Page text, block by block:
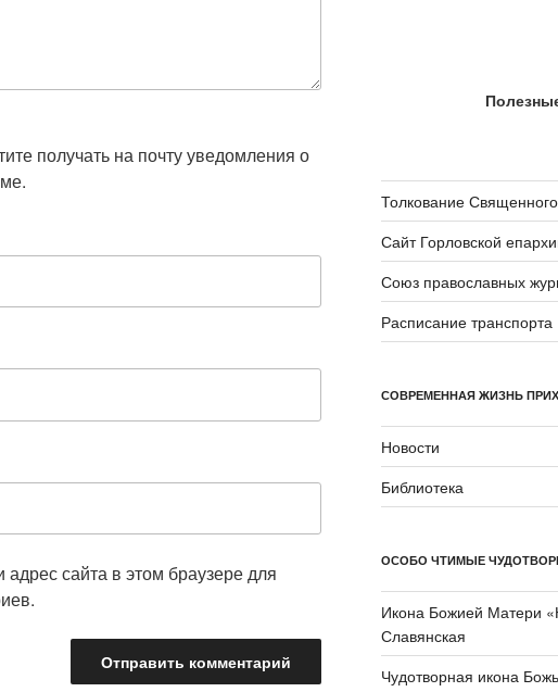
получать на почту уведомления о
сайта в этом браузере для
Толкование
Сайт Горловской
Союз православных
Расписание транспорта
СОВРЕМЕННАЯ ЖИЗНЬ
Новости
Библиотека
ОСОБО ЧТИМЫЕ
Икона Божией Матери
Славянская
Чудотворная икона